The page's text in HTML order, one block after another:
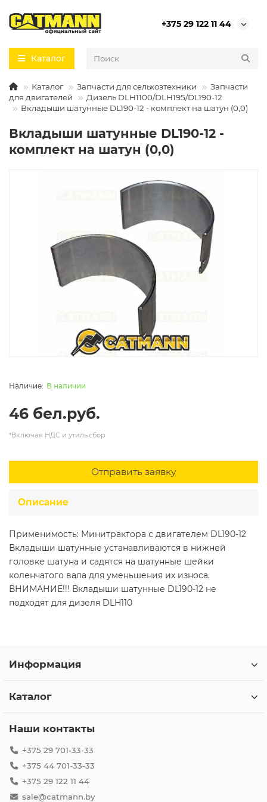
+375 29 122 11 44
Каталог
Каталог Запчасти для сельхозтехники
Запчасти
для двигателей
Дизель DLH1100/DLH195/DL190-12
Вкладыши шатунные DL190-12 - комплект на шатун (0,0)
Вкладыши шатунные DL190-12 -
комплект на шатун (0,0)
В наличии
46 бел.руб.
*Включая НДС и утиль.сбор
Отправить заявку
Описание
Применимость: Минитрактора с двигателем DL190-12
Вкладыши шатунные устанавливаются в нижней
головке шатуна и садятся на шатунные шейки
коленчатого вала для уменьшения их износа.
ВНИМАНИЕ!!! Вкладыши шатунные DL190-12 не
подходят для дизеля DLH110
Информация
Каталог
Наши контакты
+375 29 701-33-33
+375 44 701-33-33
+375 29 122 11 44
sale@catmann.by